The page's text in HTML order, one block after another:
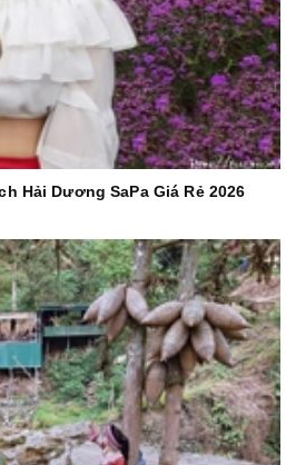
Hải Dương SaPa Giá Rẻ 2026